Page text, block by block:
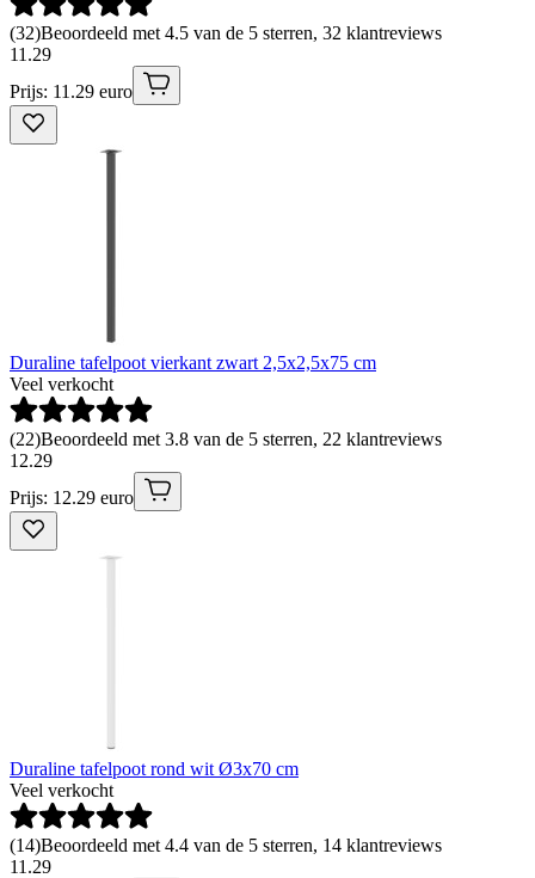
(32)Beoordeeld met 4.5 van de 5 sterren, 32 klantreviews
11 .29
Prijs: 11.29 euro
Duraline tafelpoot vierkant zwart 2,5x2,5x75 cm
Veel verkocht
(22)Beoordeeld met 3.8 van de 5 sterren, 22 klantreviews
12.29
Prijs: 12.29 euro
Duraline tafelpoot rond wit Ø3x70 cm
Veel verkocht
(14)Beoordeeld met 4.4 van de 5 sterren, 14 klantreviews
11 .29